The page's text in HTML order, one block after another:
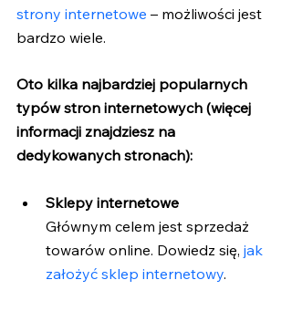
strony internetowe – możliwości jest
bardzo wiele.
Oto kilka najbardziej popularnych
typów stron internetowych (więcej
informacji znajdziesz na
dedykowanych stronach):
Sklepy internetowe
Głównym celem jest sprzedaż
towarów online. Dowiedz się, jak
założyć sklep internetowy.